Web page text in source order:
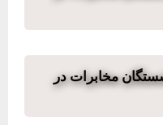
مخابرات در